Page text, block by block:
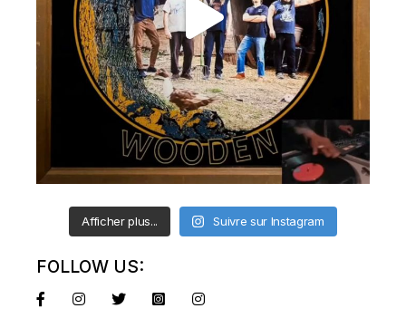
Afficher plus... Suivre sur Instagram
FOLLOW US: